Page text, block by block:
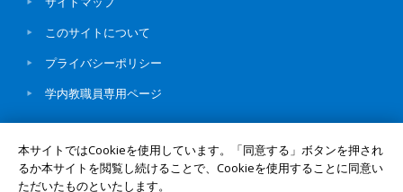
このサイトについて
プライバシーポリシー
学内教職員専用ページ
© Okayama University
本サイトではCookieを使用しています。「同意する」ボタンを押され
るか本サイトを閲覧し続けることで、Cookieを使用することに同意い
ただいたものといたします。